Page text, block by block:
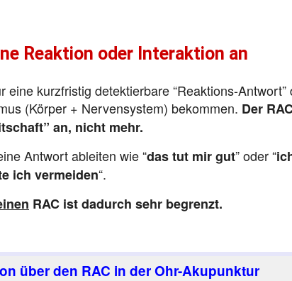
Reaktion oder Interaktion an
eine kurzfristig detektierbare “Reaktions-Antwort”
(Körper + Nervensystem) bekommen. Der
an, nicht mehr.
Antwort ableiten wie “das tut mir gut” oder “
ich vermeiden“.
RAC ist dadurch sehr begrenzt.
über den RAC in der Ohr-Akupunktur